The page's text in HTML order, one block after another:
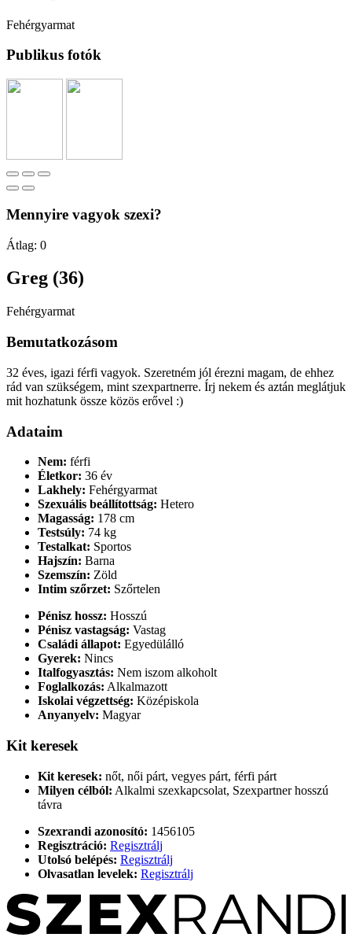
Fehérgyarmat
Publikus fotók
Mennyire vagyok szexi?
Átlag: 0
Greg (36)
Fehérgyarmat
Bemutatkozásom
32 éves, igazi férfi vagyok. Szeretném jól érezni magam, de ehhez
rád van szükségem, mint szexpartnerre. Írj nekem és aztán meglátjuk
mit hozhatunk össze közös erővel :)
Adataim
Nem: férfi
Életkor: 36 év
Lakhely: Fehérgyarmat
Szexuális beállítottság: Hetero
Magasság: 178 cm
Testsúly: 74 kg
Testalkat: Sportos
Hajszín: Barna
Szemszín: Zöld
Intim szőrzet: Szőrtelen
Pénisz hossz: Hosszú
Pénisz vastagság: Vastag
Családi állapot: Egyedülálló
Gyerek: Nincs
Italfogyasztás: Nem iszom alkoholt
Foglalkozás: Alkalmazott
Iskolai végzettség: Középiskola
Anyanyelv: Magyar
Kit keresek
Kit keresek: nőt, női párt, vegyes párt, férfi párt
Milyen célból: Alkalmi szexkapcsolat, Szexpartner hosszú
távra
Szexrandi azonosító: 1456105
Regisztráció: Regisztrálj
Utolsó belépés: Regisztrálj
Olvasatlan levelek: Regisztrálj